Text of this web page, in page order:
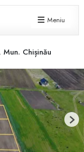
Meniu
Chișinău
Next